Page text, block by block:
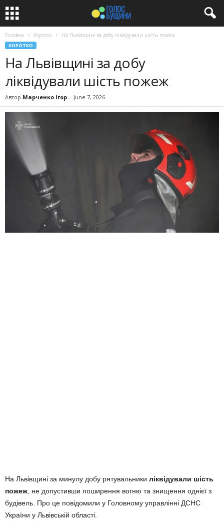
Головна Коротко На Львівщині за добу ліквідували шість пожеж
КОРОТКО
На Львівщині за добу
ліквідували шість пожеж
Автор Марченко Ігор - June 7, 2026
На Львівщині за минулу добу рятувальники ліквідували шість
пожеж , не допустивши поширення вогню та знищення однієї з
будівель. Про це повідомили у Головному управлінні ДСНС
України у Львівській області.